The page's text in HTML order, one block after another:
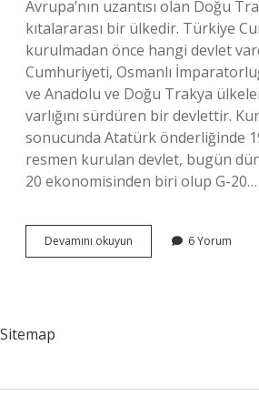
Avrupa’nın uzantısı olan Doğu
kıtalararası bir ülkedir. Türkiye
kurulmadan önce hangi devlet
Cumhuriyeti, Osmanlı
ve Anadolu ve Doğu Trakya
varlığını sürdüren bir devlettir.
sonucunda Atatürk önderliğinde
resmen kurulan devlet, bugün
20 ekonomisinden biri olup G-20…
Devamını okuyun
Cumhuriyetinin
6 Yorum
Sitemap